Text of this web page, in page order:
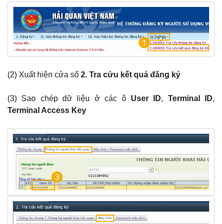
(2) Xuất hiện cửa sổ 2. Tra cứu kết quả đăng ký
(3) Sao chép dữ liệu ở các ô User ID, Terminal ID,
Terminal Access Key